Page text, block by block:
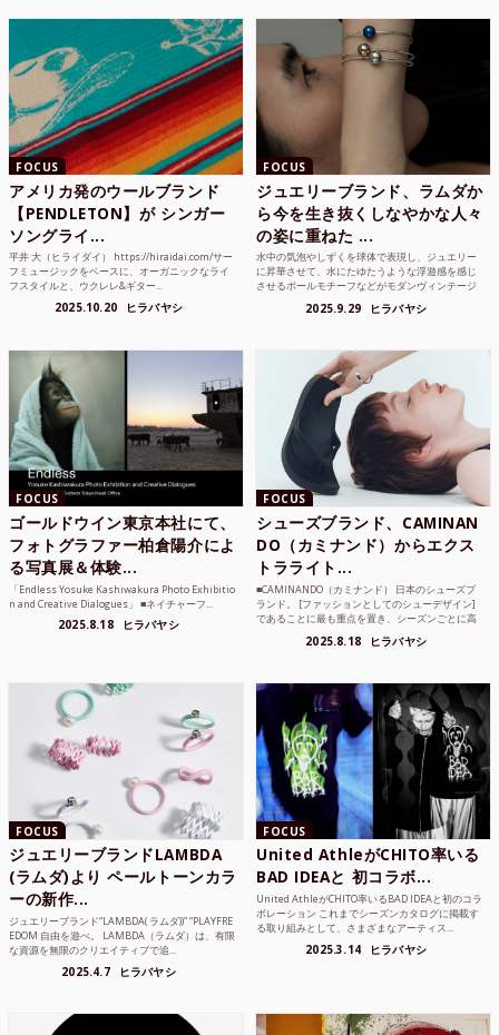
FOCUS
アメリカ発のウールブランド
【PENDLETON】が シンガー
ソングライ...
平井 大（ヒライダイ） https://hiraidai.com/サー
フミュージックをベースに、オーガニックなライ
フスタイルと、ウクレレ&ギター...
2025.10.20 ヒラバヤシ
FOCUS
ジュエリーブランド、ラムダか
ら今を生き抜くしなやかな人々
の姿に重ねた ...
水中の気泡やしずくを球体で表現し、ジュエリー
に昇華させて、水にたゆたうような浮遊感を感じ
させるボールモチーフなどがモダンヴィンテージ
2025.9.29 ヒラバヤシ
FOCUS
ゴールドウイン東京本社にて、
フォトグラファー柏倉陽介によ
る写真展＆体験...
「Endless Yosuke Kashiwakura Photo Exhibitio
n and Creative Dialogues」 ■ネイチャーフ...
2025.8.18 ヒラバヤシ
FOCUS
シューズブランド、CAMINAN
DO（カミナンド）からエクス
トラライト...
■CAMINANDO（カミナンド） 日本のシューズブ
ランド。 [ファッションとしてのシューデザイン]
であることに最も重点を置き、シーズンごとに高
2025.8.18 ヒラバヤシ
FOCUS
ジュエリーブランドLAMBDA
(ラムダ)より ペールトーンカラ
ーの新作...
ジュエリーブランド“LAMBDA( ラムダ))” “PLAYFRE
EDOM 自由を遊べ。 LAMBDA（ラムダ）は、有限
な資源を無限のクリエイティブで追...
2025.4.7 ヒラバヤシ
FOCUS
United AthleがCHITO率いる
BAD IDEAと 初コラボ...
United AthleがCHITO率いるBAD IDEAと初のコラ
ボレーション これまでシーズンカタログに掲載す
る取り組みとして、さまざまなアーティス...
2025.3.14 ヒラバヤシ